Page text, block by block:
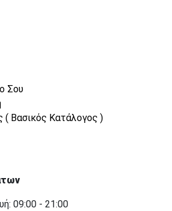
Σου
( Βασικός Κατάλογος )
09:00 - 21:00